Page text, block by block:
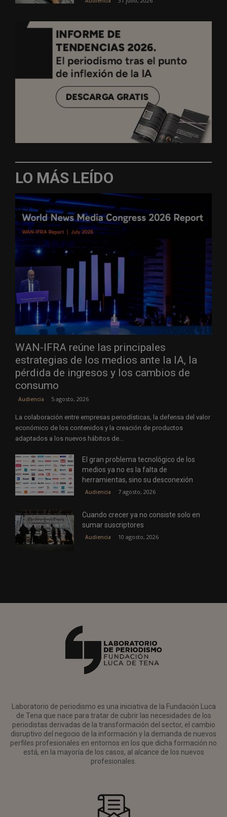
LO MÁS LEÍDO
WAN-IFRA reúne las principales
estrategias de los medios ante la IA, la
pérdida de ingresos y los cambios de
consumo
Audiencia 5 agosto, 2026
La colaboración entre empresas periodísticas, la defensa del valor
económico de los contenidos y la creación de productos
adaptados a los nuevos hábitos de...
El gran problema tecnológico de los
medios ya no es la falta de
herramientas, sino su desconexión
Audiencia 7 agosto, 2026
Cuando crecer ya no consiste solo en
sumar suscriptores
Audiencia 10 agosto, 2026
Laboratorio de periodismo es una iniciativa de la Fundación Luca
de Tena que nace para tratar de cubrir las necesidades de los
periodistas derivadas de la transformación del sector, el cambio
disruptivo del negocio de la información y la demanda de nuevos
perfiles profesionales en entornos en los que dicha formación no
está, en la mayoría de los casos, al alcance de los nuevos
profesionales.